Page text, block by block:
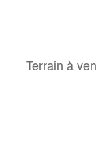
Terrain à